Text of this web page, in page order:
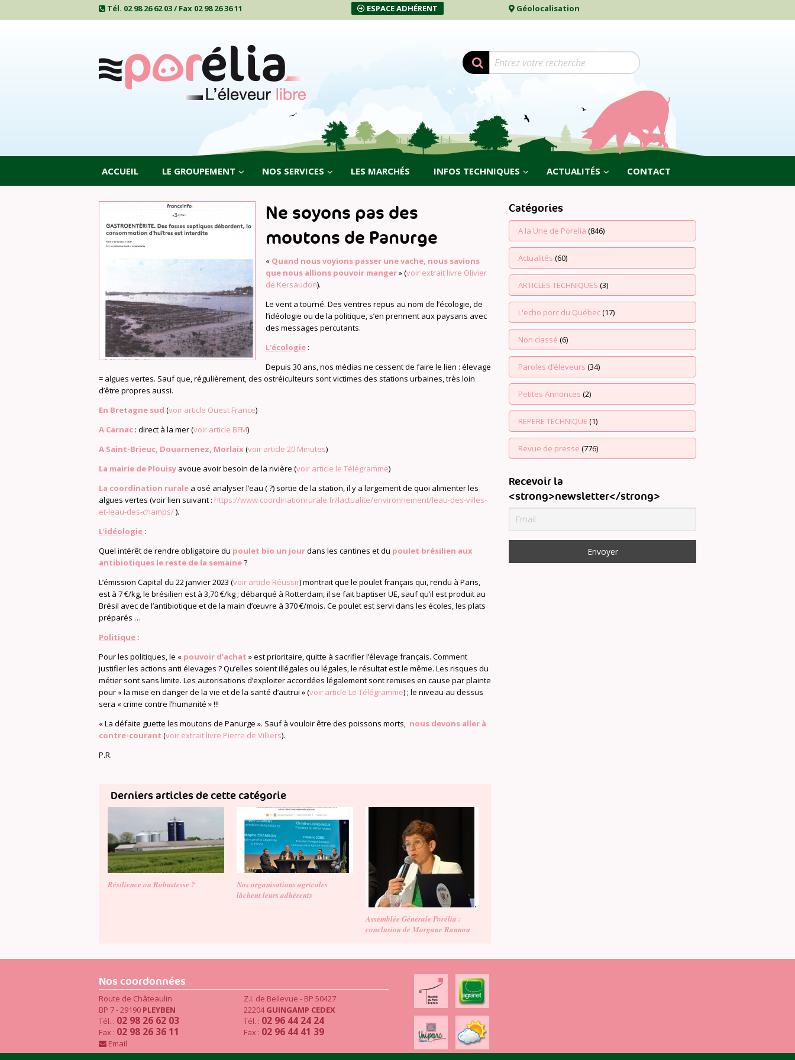
Tél. 02 98 26 62 03 / Fax 02 98 26 36 11 ESPACE ADHÉRENT Géolocalisation
ACCUEIL LE GROUPEMENT NOS SERVICES LES MARCHÉS INFOS TECHNIQUES ACTUALITÉS CONTACT
Ne soyons pas des
moutons de Panurge
« Quand nous voyions passer une vache, nous savions
que nous allions pouvoir manger» (voir extrait livre Olivier
de Kersaudon).
Le vent a tourné. Des ventres repus au nom de l’écologie, de
l’idéologie ou de la politique, s’en prennent aux paysans avec
des messages percutants.
L’écologie:
Depuis 30 ans, nos médias ne cessent de faire le lien : élevage
= algues vertes. Sauf que, régulièrement, des ostréiculteurs sont victimes des stations urbaines, très loin
d’être propres aussi.
En Bretagne sud (voir article Ouest France)
A Carnac : direct à la mer (voir article BFM)
A Saint-Brieuc, Douarnenez, Morlaix (voir article 20 Minutes)
La mairie de Plouisy avoue avoir besoin de la rivière (voir article le Télégramme)
La coordination rurale a osé analyser l’eau ( ?) sortie de la station, il y a largement de quoi alimenter les
algues vertes (voir lien suivant : https://www.coordinationrurale.fr/lactualite/environnement/leau-des-villes-
et-leau-des-champs/).
L’idéologie :
Quel intérêt de rendre obligatoire du poulet bio un jourdans les cantines et du poulet brésilien aux
antibiotiques le reste de la semaine?
L’émission Capital du 22 janvier 2023 (voir article Réussir) montrait que le poulet français qui, rendu à Paris,
est à 7 €/kg, le brésilien est à 3,70 €/kg ; débarqué à Rotterdam, il se fait baptiser UE, sauf qu’il est produit au
Brésil avec de l’antibiotique et de la main d’œuvre à 370 €/mois. Ce poulet est servi dans les écoles, les plats
préparés …
Politique :
Pour les politiques, le « pouvoir d’achat » est prioritaire, quitte à sacrifier l’élevage français. Comment
justifier les actions anti élevages ? Qu’elles soient illégales ou légales, le résultat est le même. Les risques du
métier sont sans limite. Les autorisations d’exploiter accordées légalement sont remises en cause par plainte
pour « la mise en danger de la vie et de la santé d’autrui » (voir article Le Télégramme) ; le niveau au dessus
sera « crime contre l’humanité » !!!
« La défaite guette les moutons de Panurge ». Sauf à vouloir être des poissons morts, nous devons aller à
contre-courant (voir extrait livre Pierre de Villiers).
P.R.
Derniers articles de cette catégorie
Résilience ou Robustesse ?
Nos organisations agricoles
lâchent leurs adhérents
Assemblée Générale Porélia :
conclusion de Morgane Rannou
Catégories
A la Une de Porelia (846)
Actualités (60)
ARTICLES TECHNIQUES (3)
L'echo porc du Québec(17)
Non classé (6)
Paroles d’éleveurs (34)
Petites Annonces (2)
REPERE TECHNIQUE (1)
Revue de presse (776)
Recevoir la
<strong>newsletter</strong>
Nos coordonnées
Route de Châteaulin
BP 7 - 29190 PLEYBEN
Tél. : 02 98 26 62 03
Fax : 02 98 26 36 11
Email
Z.I. de Bellevue - BP 50427
22204GUINGAMP CEDEX
Tél. : 02 96 44 24 24
Fax : 02 96 44 41 39